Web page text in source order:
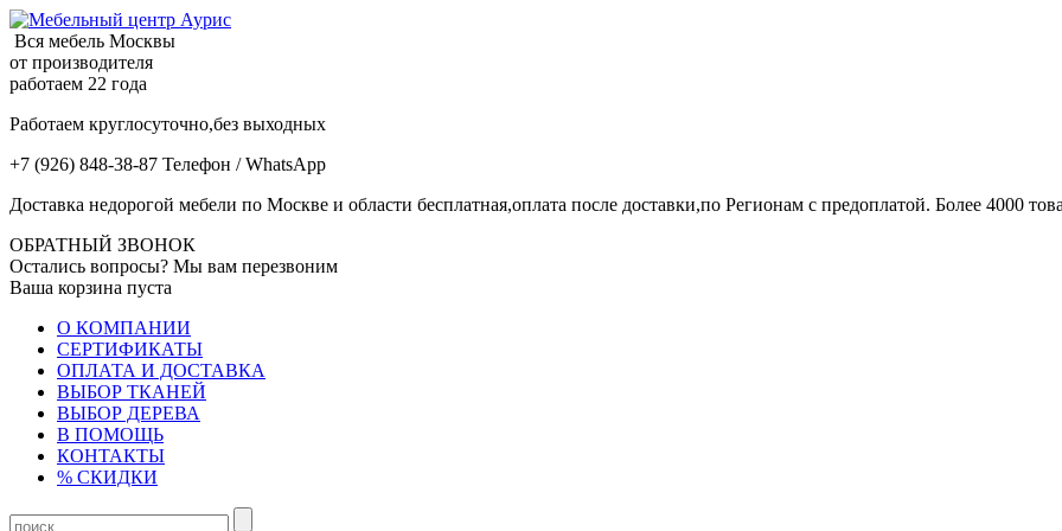
Вся мебель Москвы
от производителя
работаем 22 года
Работаем круглосуточно,без выходных
+7 (926) 848-38-87 Телефон / WhatsApp
Доставка недорогой мебели по Москве и области бесплатная,оплата после доставки,по Регионам с предоплатой. Более 4000
ОБРАТНЫЙ ЗВОНОК
Остались вопросы? Мы вам перезвоним
Ваша корзина пуста
О КОМПАНИИ
СЕРТИФИКАТЫ
ОПЛАТА И ДОСТАВКА
ВЫБОР ТКАНЕЙ
ВЫБОР ДЕРЕВА
В ПОМОЩЬ
КОНТАКТЫ
% СКИДКИ